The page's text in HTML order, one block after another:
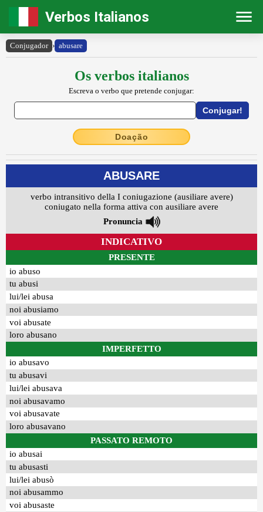
Verbos Italianos
Conjugador › abusare
Os verbos italianos
Escreva o verbo que pretende conjugar:
Doação
ABUSARE
verbo intransitivo della I coniugazione (ausiliare avere)
coniugato nella forma attiva con ausiliare avere
Pronuncia
INDICATIVO
PRESENTE
io abuso
tu abusi
lui/lei abusa
noi abusiamo
voi abusate
loro abusano
IMPERFETTO
io abusavo
tu abusavi
lui/lei abusava
noi abusavamo
voi abusavate
loro abusavano
PASSATO REMOTO
io abusai
tu abusasti
lui/lei abusò
noi abusammo
voi abusaste